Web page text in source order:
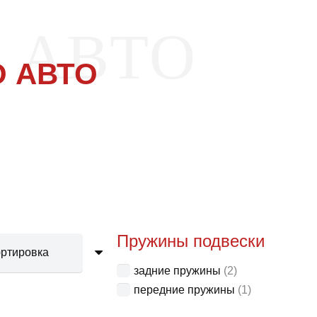
АВТО
Пружины подвески
задние пружины (2)
передние пружины (1)